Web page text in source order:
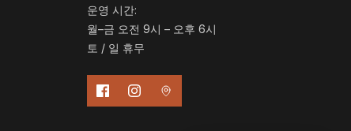
운영 시간:
월–금 오전 9시 – 오후 6시
토 / 일 휴무